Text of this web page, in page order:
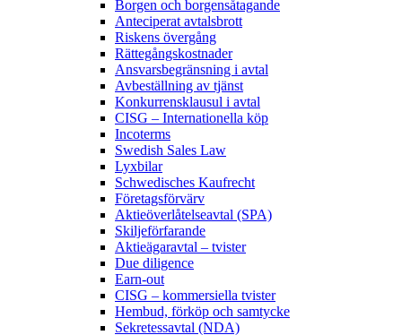
Borgen och borgensåtagande
Anteciperat avtalsbrott
Riskens övergång
Rättegångskostnader
Ansvarsbegränsning i avtal
Avbeställning av tjänst
Konkurrensklausul i avtal
CISG – Internationella köp
Incoterms
Swedish Sales Law
Lyxbilar
Schwedisches Kaufrecht
Företagsförvärv
Aktieöverlåtelseavtal (SPA)
Skiljeförfarande
Aktieägaravtal – tvister
Due diligence
Earn-out
CISG – kommersiella tvister
Hembud, förköp och samtycke
Sekretessavtal (NDA)